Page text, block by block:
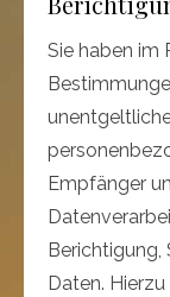
Sie haben im
Empfänger
Berichtigung,
Daten.